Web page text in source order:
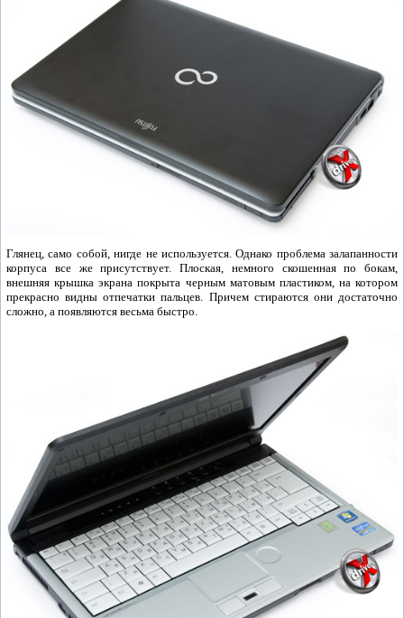
Глянец, само собой, нигде не используется. Однако проблема залапанности
корпуса все же присутствует. Плоская, немного скошенная по бокам,
внешняя крышка экрана покрыта черным матовым пластиком, на котором
прекрасно видны отпечатки пальцев. Причем стираются они достаточно
сложно, а появляются весьма быстро.